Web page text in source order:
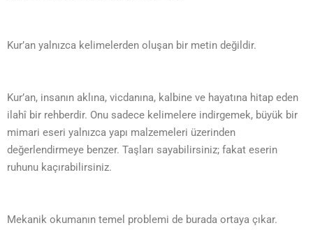
Kur’an yalnızca kelimelerden oluşan bir metin değildir.
Kur’an, insanın aklına, vicdanına, kalbine ve hayatına hitap eden
ilahî bir rehberdir. Onu sadece kelimelere indirgemek, büyük bir
mimari eseri yalnızca yapı malzemeleri üzerinden
değerlendirmeye benzer. Taşları sayabilirsiniz; fakat eserin
ruhunu kaçırabilirsiniz.
Mekanik okumanın temel problemi de burada ortaya çıkar.